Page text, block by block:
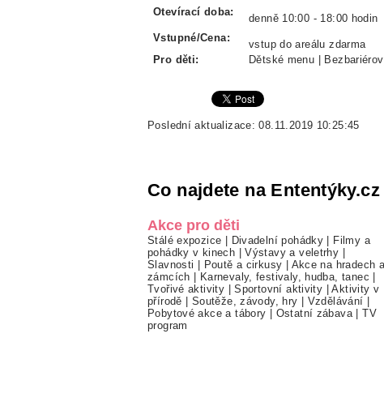
Otevírací doba:
denně 10:00 - 18:00 hodin
Vstupné/Cena:
vstup do areálu zdarma
Pro děti:
Dětské menu |
Poslední aktualizace: 08.11.2019 10:25:45
Co najdete na Ententýky.cz
Akce pro děti
Stálé expozice | Divadelní pohádky | Filmy a
pohádky v kinech |Výstavy a veletrhy |
Slavnosti | Poutě a cirkusy | Akce na hradech a
zámcích | Karnevaly, festivaly, hudba, tanec |
Tvořivé aktivity |Sportovní aktivity |Aktivity v
přírodě | Soutěže, závody, hry | Vzdělávání |
Pobytové akce a tábory | Ostatní zábava |TV
program